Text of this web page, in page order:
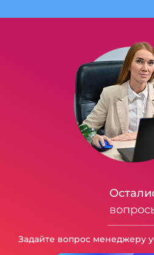
Задайте вопрос менеджеру